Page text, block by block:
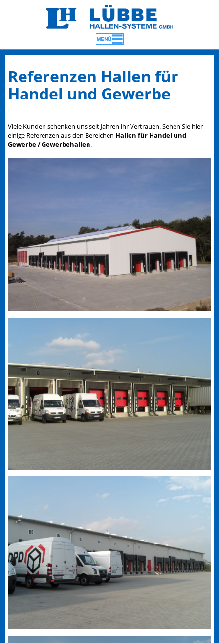
Referenzen Hallen für
Handel und Gewerbe
Viele Kunden schenken uns seit Jahren ihr Vertrauen. Sehen Sie hier
einige Referenzen aus den Bereichen Hallen für Handel und
Gewerbe / Gewerbehallen.